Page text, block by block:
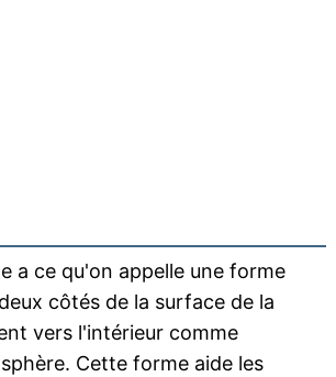
a ce qu'on appelle une forme
côtés de la surface de la
vers l'intérieur comme
Cette forme aide les